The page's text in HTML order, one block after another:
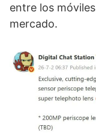
entre los
mercado.